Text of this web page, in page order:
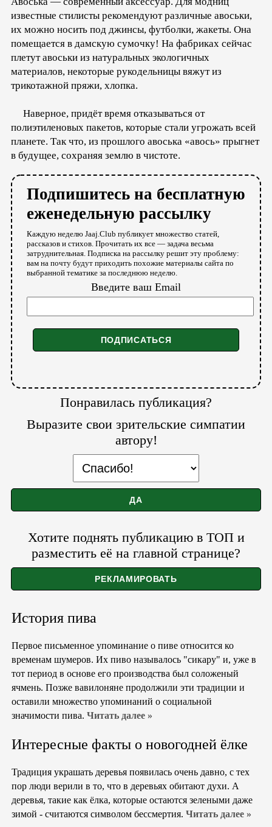
известные стилисты рекомендуют различные авоськи,
их можно носить под джинсы, футболки, жакеты. Она
помещается в дамскую сумочку! На фабриках сейчас
плетут авоськи из натуральных экологичных
материалов, некоторые рукодельницы вяжут из
трикотажной пряжи, хлопка.
Наверное, придёт время отказываться от
полиэтиленовых пакетов, которые стали угрожать всей
планете. Так что, из прошлого авоська «авось» прыгнет
в будущее, сохраняя землю в чистоте.
Подпишитесь на бесплатную
еженедельную рассылку
Каждую неделю Jaaj.Club публикует множество статей,
рассказов и стихов. Прочитать их все — задача весьма
затруднительная. Подписка на рассылку решит эту проблему:
вам на почту будут приходить похожие материалы сайта по
выбранной тематике за последнюю неделю.
Введите ваш Email
Понравилась публикация?
Выразите свои зрительские симпатии
автору!
Хотите поднять публикацию в ТОП и
разместить её на главной странице?
История пива
Первое письменное упоминание о пиве относится ко
временам шумеров. Их пиво называлось "сикару" и, уже в
тот период в основе его производства был соложеный
ячмень. Позже вавилоняне продолжили эти традиции и
оставили множество упоминаний о социальной
значимости пива. Читать далее »
Интересные факты о новогодней ёлке
Традиция украшать деревья появилась очень давно, с тех
пор люди верили в то, что в деревьях обитают духи. А
деревья, такие как ёлка, которые остаются зелеными даже
зимой - считаются символом бессмертия. Читать далее »